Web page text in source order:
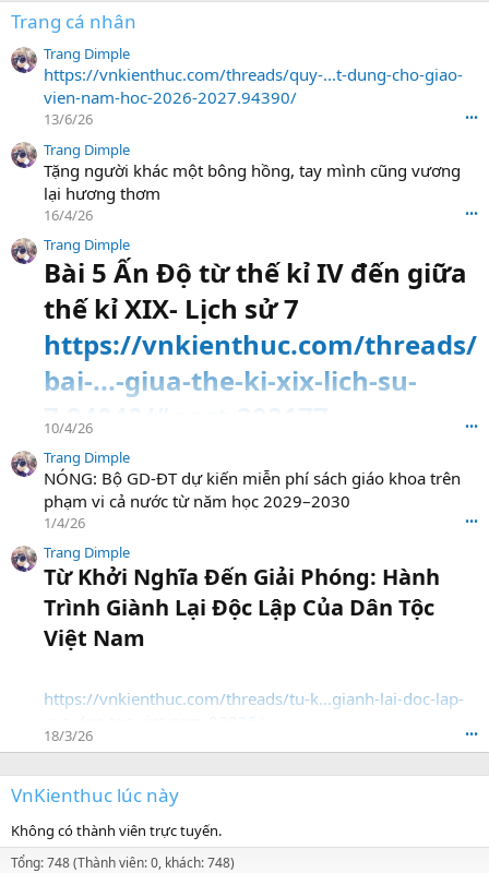
Trang cá nhân
Trang Dimple
https://vnkienthuc.com/threads/quy-...t-dung-cho-giao-
vien-nam-hoc-2026-2027.94390/
13/6/26 •••
Trang Dimple
Tặng người khác một bông hồng, tay mình cũng vương
lại hương thơm
16/4/26 •••
Trang Dimple
Bài 5 Ấn Độ từ thế kỉ IV đến giữa
thế kỉ XIX- Lịch sử 7
https://vnkienthuc.com/threads/
bai-...-giua-the-ki-xix-lich-su-
7.94040/#post-202177
10/4/26 •••
Trang Dimple
NÓNG: Bộ GD-ĐT dự kiến miễn phí sách giáo khoa trên
phạm vi cả nước từ năm học 2029–2030
1/4/26 •••
Trang Dimple
Từ Khởi Nghĩa Đến Giải Phóng: Hành
Trình Giành Lại Độc Lập Của Dân Tộc
Việt Nam​
https://vnkienthuc.com/threads/tu-k...gianh-lai-doc-lap-
18/3/26 •••
VnKienthuc lúc này
Không có thành viên trực tuyến.
Tổng: 748 (Thành viên: 0, khách: 748)